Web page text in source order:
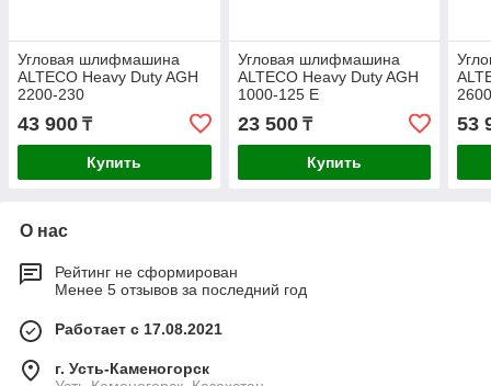
Угловая шлифмашина
ALTECO Heavy Duty AGH
2200-230
43 900 ₸
Купить
Угловая шлифмашина
ALTECO Heavy Duty AGH
1000-125 E
23 500₸
Купить
53
О нас
Рейтинг не сформирован
Менее 5 отзывов за последний год
Работает с 17.08.2021
г. Усть-Каменогорск